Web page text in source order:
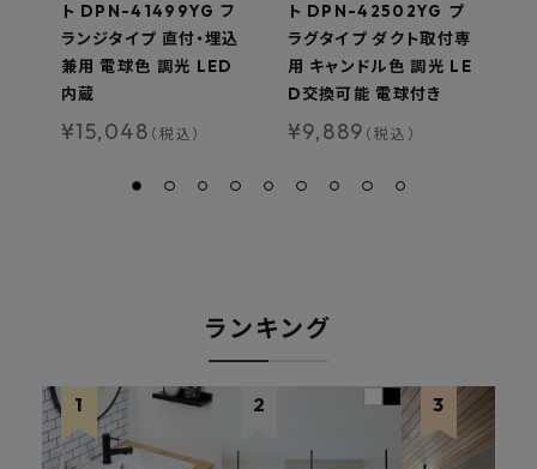
ト DPN-41499YG フ
ランジタイプ 直付・埋込
兼用 電球色 調光 LED
内蔵
¥15,048 （税込）
ト DPN-42502YG プ
ラグタイプ ダクト取付専
用 キャンドル色 調光 LE
D交換可能 電球付き
¥9,889 （税込）
ランキング